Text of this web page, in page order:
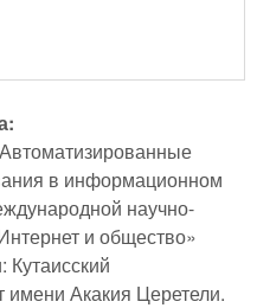
в информационном
научно-
и общество»
Кутаисский
имени Акакия Церетели.